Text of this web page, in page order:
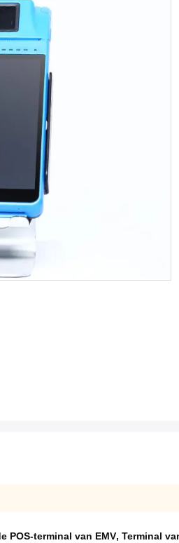
POS-terminal van EMV, Terminal